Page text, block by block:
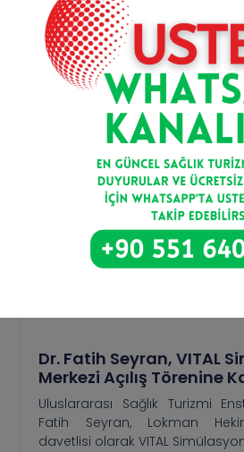
Devamını Oku >
Dr. Fatih Seyran, VITAL
Merkezi Açılış Törenine
Uluslararası Sağlık Turizmi
Fatih Seyran, Lokman
davetlisi olarak VITAL